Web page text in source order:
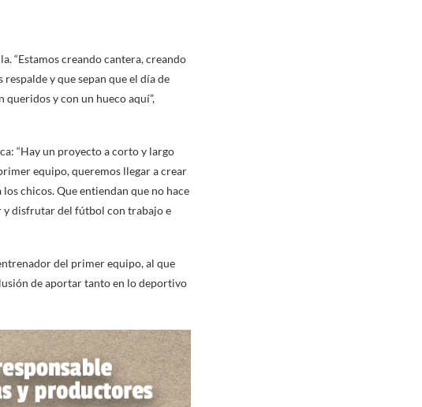
“Estamos creando cantera, creando
y que sepan que el día de
queridos y con un hueco aquí”,
“Hay un proyecto a corto y largo
equipo, queremos llegar a crear
chicos. Que entiendan que no hace
y disfrutar del fútbol con trabajo e
del primer equipo, al que
de aportar tanto en lo deportivo